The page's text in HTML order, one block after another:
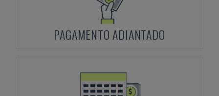
PAGAMENTO ADIANTADO